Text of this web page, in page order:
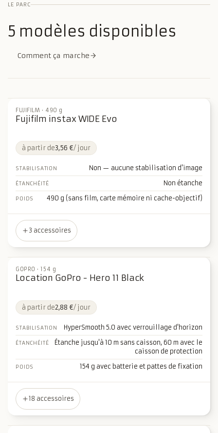
LE PARC
5 5
modèles disponibles
Comment ça marche
FUJIFILM · 490 g
Fujifilm instax WIDE Evo
à partir de3,56 €/ jour
STABILISATION Non — aucune stabilisation d'image
ÉTANCHÉITÉ Non étanche
POIDS 490 g (sans film, carte mémoire ni cache-objectif)
3 accessoires
GOPRO ·154 g
Location GoPro - Hero 11 Black
à partir de2,88 €/ jour
STABILISATION HyperSmooth 5.0 avec verrouillage d'horizon
ÉTANCHÉITÉ
Étanche jusqu'à 10 m sans caisson, 60 m avec le
caisson de protection
POIDS 154 g avec batterie et pattes de fixation
18 accessoires